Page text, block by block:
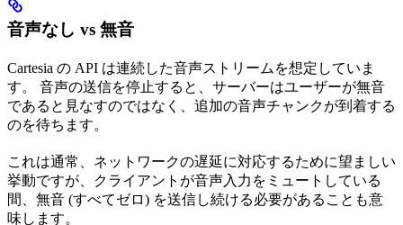
音声なし vs 無音
Cartesia の API は連続した音声ストリームを想定していま
す。 音声の送信を停止すると、サーバーはユーザーが無音
であると見なすのではなく、追加の音声チャンクが到着する
のを待ちます。
これは通常、ネットワークの遅延に対応するために望ましい
挙動ですが、クライアントが音声入力をミュートしている
間、無音 (すべてゼロ) を送信し続ける必要があることも意
味します。